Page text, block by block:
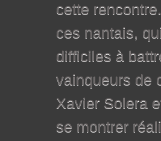
cette
ces nantais,
difficiles
vainqueurs de
Xavier Solera
se montrer